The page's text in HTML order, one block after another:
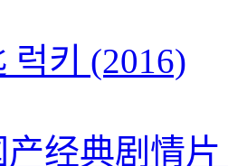
럭키 (2016)
产经典剧情